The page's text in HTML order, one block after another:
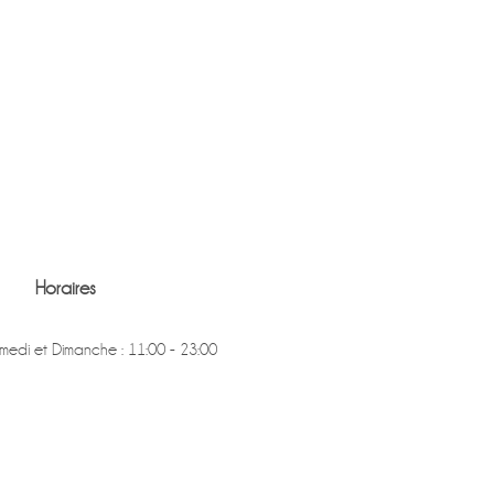
Horaires
et Dimanche : 11:00 - 23:00